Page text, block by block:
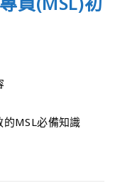
MSL必備知識